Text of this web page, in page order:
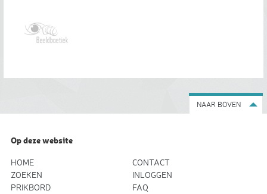
NAAR BOVEN
Op deze website
HOME
CONTACT
ZOEKEN
INLOGGEN
PRIKBORD
FAQ